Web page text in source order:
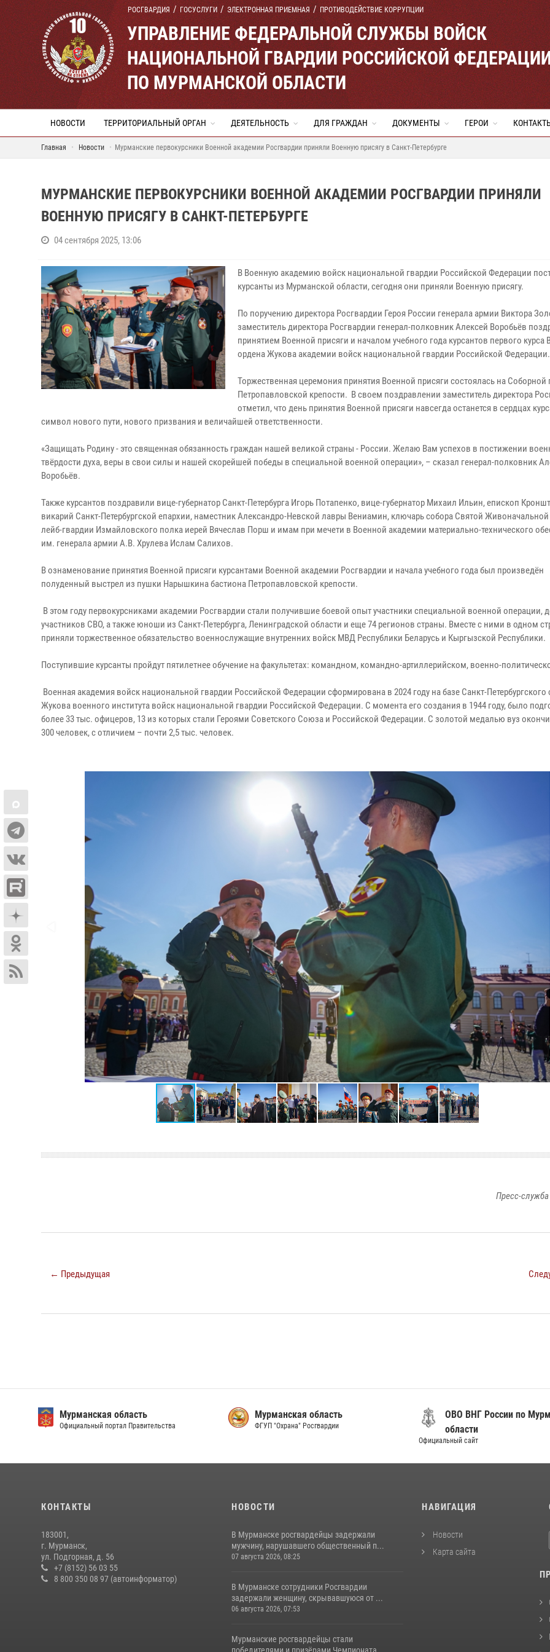
РОСГВАРДИЯ ГОСУСЛУГИ ЭЛЕКТРОННАЯ ПРИЕМНАЯ ПРОТИВОДЕЙСТВИЕ КОРРУПЦИИ
УПРАВЛЕНИЕ ФЕДЕРАЛЬНОЙ СЛУЖБЫ ВОЙСК
НАЦИОНАЛЬНОЙ ГВАРДИИ РОССИЙСКОЙ
ПО МУРМАНСКОЙ ОБЛАСТИ
НОВОСТИ ТЕРРИТОРИАЛЬНЫЙ ОРГАН ДЕЯТЕЛЬНОСТЬ ДЛЯ ГРАЖДАН ДОКУМЕНТЫ ГЕРОИ
Главная Новости Мурманские первокурсники Военной академии Росгвардии приняли Военную присягу в Санкт-Петербурге
МУРМАНСКИЕ ПЕРВОКУРСНИКИ ВОЕННОЙ АКАДЕМИИ РОСГВАРДИИ ПРИНЯЛИ
ВОЕННУЮ ПРИСЯГУ В САНКТ-ПЕТЕРБУРГЕ
04 сентября 2025, 13:06
В Военную академию войск национальной гвардии Российской Федерации
курсанты из Мурманской области, сегодня они приняли Военную присягу.
По поручению директора Росгвардии Героя России генерала армии Виктора
заместитель директора Росгвардии генерал-полковник Алексей Воробьёв
принятием Военной присяги и началом учебного года курсантов первого курса
ордена Жукова академии войск национальной гвардии Российской Федерации.
Торжественная церемония принятия Военной присяги состоялась на
Петропавловской крепости. В своем поздравлении заместитель директора
отметил, что день принятия Военной присяги навсегда останется в сердцах
символ нового пути, нового призвания и величайшей ответственности.
«Защищать Родину - это священная обязанность граждан нашей великой страны - России. Желаю Вам успехов в постижении
твёрдости духа, веры в свои силы и нашей скорейшей победы в специальной военной операции», – сказал генерал-полковник
Воробьёв.
Также курсантов поздравили вице-губернатор Санкт-Петербурга Игорь Потапенко, вице-губернатор Михаил Ильин, епископ
викарий Санкт-Петербургской епархии, наместник Александро-Невской лавры Вениамин, ключарь собора Святой
лейб-гвардии Измайловского полка иерей Вячеслав Порш и имам при мечети в Военной академии материально-технического
им. генерала армии А.В. Хрулева Ислам Салихов.
В ознаменование принятия Военной присяги курсантами Военной академии Росгвардии и начала учебного года был произведён
полуденный выстрел из пушки Нарышкина бастиона Петропавловской крепости.
В этом году первокурсниками академии Росгвардии стали получившие боевой опыт участники специальной военной операции,
участников СВО, а также юноши из Санкт-Петербурга, Ленинградской области и еще 74 регионов страны. Вместе с ними в одном
приняли торжественное обязательство военнослужащие внутренних войск МВД Республики Беларусь и Кыргызской Республики.
Поступившие курсанты пройдут пятилетнее обучение на факультетах: командном, командно-артиллерийском, военно-
Военная академия войск национальной гвардии Российской Федерации сформирована в 2024 году на базе Санкт-Петербургского
Жукова военного института войск национальной гвардии Российской Федерации. С момента его создания в 1944 году, было
более 33 тыс. офицеров, 13 из которых стали Героями Советского Союза и Российской Федерации. С золотой медалью вуз
300 человек, с отличием – почти 2,5 тыс. человек.
Пресс-служба
← Предыдущая
Мурманская область
Официальный портал Правительства
Мурманская область
ФГУП "Охрана" Росгвардии
ОВО ВНГ России по
области
Официальный сайт
КОНТАКТЫ
183001,
г. Мурманск,
ул. Подгорная, д. 56
+7 (8152) 56 03 55
8 800 350 08 97 (автоинформатор)
НОВОСТИ
В Мурманске росгвардейцы задержали
мужчину, нарушавшего общественный п...
07 августа 2026, 08:25
В Мурманске сотрудники Росгвардии
задержали женщину, скрывавшуюся от ...
06 августа 2026, 07:53
Мурманские росгвардейцы стали
НАВИГАЦИЯ
Новости
Карта сайта